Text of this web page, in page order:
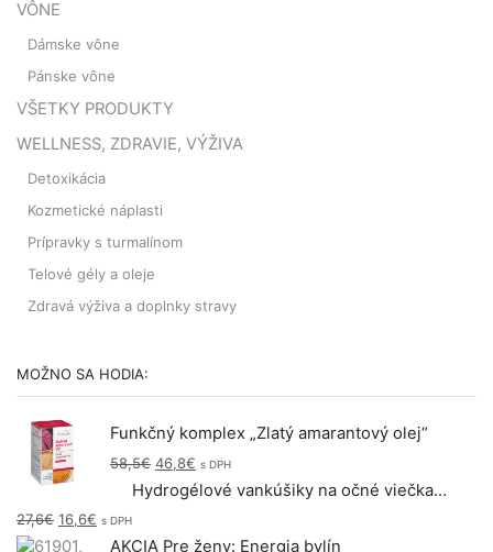
VÔNE
Dámske vône
Pánske vône
VŠETKY PRODUKTY
WELLNESS, ZDRAVIE, VÝŽIVA
Detoxikácia
Kozmetické náplasti
Prípravky s turmalínom
Telové gély a oleje
Zdravá výživa a doplnky stravy
MOŽNO SA HODIA:
Funkčný komplex „Zlatý amarantový olej“
58,5€ Original
price
was:
46,8€ Current
price
is:
s DPH
Hydrogélové vankúšiky na očné viečka s červenými morskými riasami a yuzu, exp.12/26
27,6€ Original
price
16,6€ Current
price
s DPH
AKCIA Pre ženy: Energia bylín